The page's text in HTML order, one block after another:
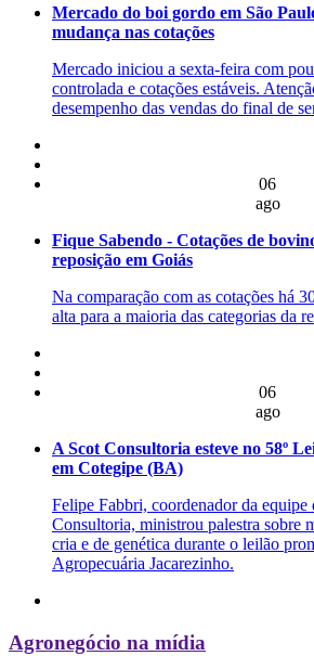
Mercado do boi gordo em São
mudança nas cotações
Mercado iniciou a sexta-feira com
controlada e cotações estáveis.
desempenho das vendas do final de
06
ago
Fique Sabendo - Cotações de
reposição em Goiás
Na comparação com as cotações há
alta para a maioria das categorias da
06
ago
A Scot Consultoria esteve no 58º
em Cotegipe (BA)
Felipe Fabbri, coordenador da equipe
Consultoria, ministrou palestra sobre
cria e de genética durante o leilão
Agropecuária Jacarezinho.
Agronegócio na mídia